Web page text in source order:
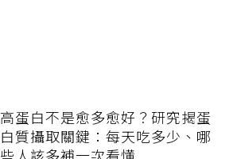
高蛋白不是愈多愈好？研究揭蛋
白質攝取關鍵：每天吃多少、哪